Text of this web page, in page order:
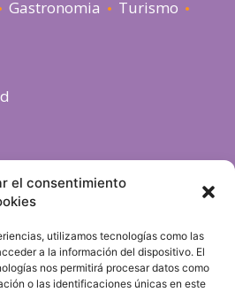
el consentimiento
utilizamos tecnologías como las
a la información del dispositivo. El
nos permitirá procesar datos como
o las identificaciones únicas en este
Gastronomia
Turismo